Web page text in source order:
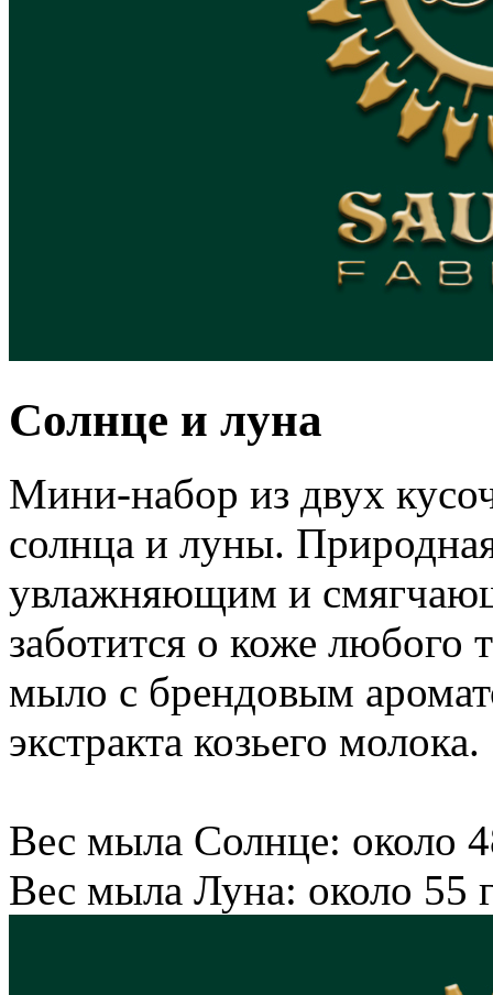
Солнце и луна
Мини-набор из двух
солнца и луны.
увлажняющим и
заботится о коже любого
мыло с брендовым
экстракта козьего молока.
Вес мыла Солнце: около
Вес мыла Луна: около 55